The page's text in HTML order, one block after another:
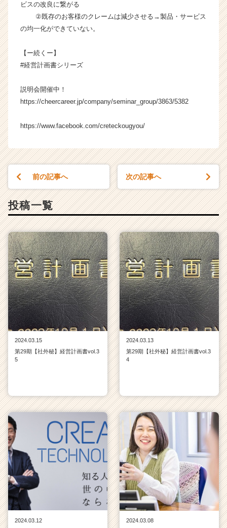
ビスの改良に繋がる
②既存のお客様のクレームは減少させる→製品・サービス
の均一化ができていない。
【ー続くー】
#経営計画書シリーズ
説明会開催中！
https://cheercareer.jp/company/seminar_group/3863/5382
https://www.facebook.com/creteckougyou/
前の記事へ 次の記事へ
投稿一覧
2024.03.15
第29期【社外秘】経営計画書vol.3
5
2024.03.13
第29期【社外秘】経営計画書vol.3
4
2024.03.12 2024.03.08